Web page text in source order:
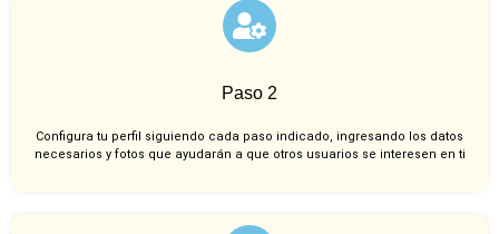
Paso 2
Configura tu perfil siguiendo cada paso indicado, ingresando los datos
necesarios y fotos que ayudarán a que otros usuarios se interesen en ti